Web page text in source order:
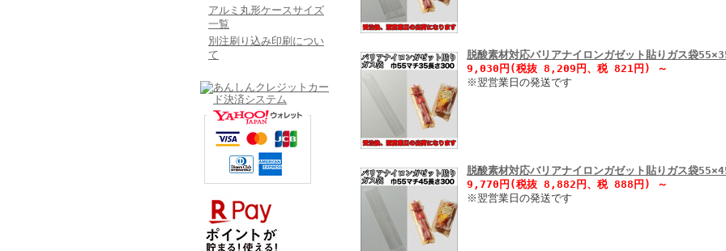
アルミ丸形ケースサイズ
一覧
別注刷り込み印刷につい
て
脱酸素材対応バリアナイロンガゼット貼りガス袋
9,030円(税抜 8,209円、税 821円)
～
※翌営業日の発送です
脱酸素材対応バリアナイロンガゼット貼りガス袋
9,770円(税抜 8,882円、税 888円)
～
※翌営業日の発送です